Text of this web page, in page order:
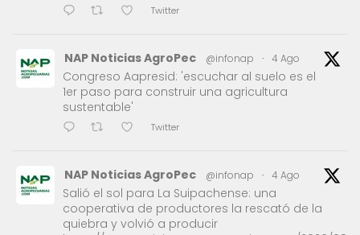
Twitter
NAP Noticias AgroPec @infonap · 4 Ago
Congreso Aapresid: 'escuchar al suelo es el
1er paso para construir una agricultura
sustentable'
Twitter
NAP Noticias AgroPec @infonap · 4 Ago
Salió el sol para La Suipachense: una
cooperativa de productores la rescató de la
quiebra y volvió a producir